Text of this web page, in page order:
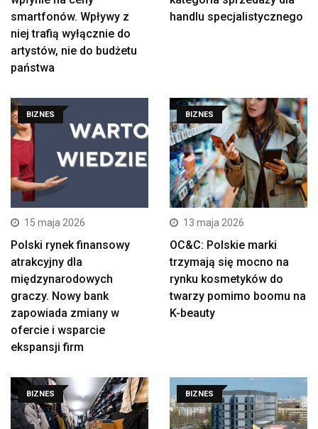
smartfonów. Wpływy z
niej trafią wyłącznie do
artystów, nie do budżetu
państwa
handlu specjalistycznego
BIZNES
15 maja 2026
Polski rynek finansowy
atrakcyjny dla
międzynarodowych
graczy. Nowy bank
zapowiada zmiany w
ofercie i wsparcie
ekspansji firm
BIZNES
13 maja 2026
OC&C: Polskie marki
trzymają się mocno na
rynku kosmetyków do
twarzy pomimo boomu na
K-beauty
BIZNES BIZNES